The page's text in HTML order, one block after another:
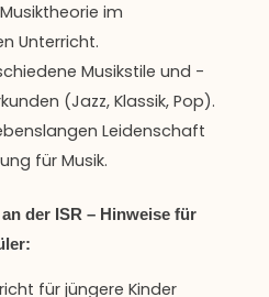
im
Unterricht.
Musikstile und -
(Jazz, Klassik, Pop).
Leidenschaft
für Musik.
der ISR – Hinweise für
für jüngere Kinder